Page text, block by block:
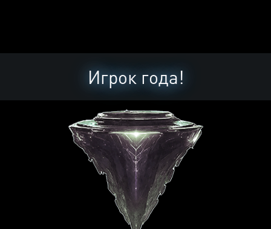
Игрок года!